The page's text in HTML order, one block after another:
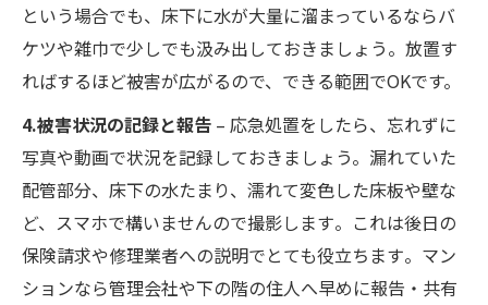
という場合でも、床下に水が大量に溜まっているならバ
ケツや雑巾で少しでも汲み出しておきましょう​。放置す
ればするほど被害が広がるので、できる範囲でOKです。
4.被害状況の記録と報告 – 応急処置をしたら、忘れずに
写真や動画で状況を記録しておきましょう。漏れていた
配管部分、床下の水たまり、濡れて変色した床板や壁な
ど、スマホで構いませんので撮影します​。これは後日の
保険請求や修理業者への説明でとても役立ちます​。マン
ションなら管理会社や下の階の住人へ早めに報告・共有